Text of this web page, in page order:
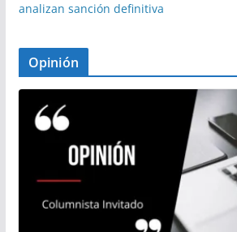
analizan sanción definitiva
Opinión